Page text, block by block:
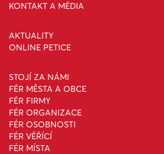
KONTAKT A MÉDIA
AKTUALITY
ONLINE PETICE
STOJÍ ZA NÁMI
FÉR MĚSTA A OBCE
FÉR FIRMY
FÉR ORGANIZACE
FÉR OSOBNOSTI
FÉR VĚŘÍCÍ
FÉR MÍSTA